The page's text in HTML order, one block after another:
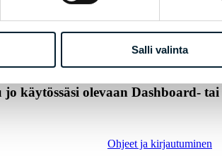
Salli valinta
Infograafi
digitaalisen tulostiedotteen, infograafin.
käytössäsi olevaan Dashboard-
Ohjeet ja kirjautuminen